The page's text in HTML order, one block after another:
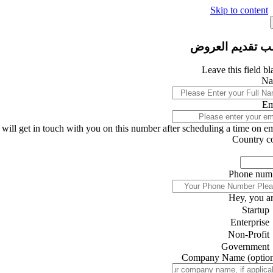
Skip to content
تقديم العروض
Leave this field
get in touch with you on this number after scheduling a time on
Country
Phone
Hey, you
Startup
Enterprise
Non-Profit
Government
Company Name